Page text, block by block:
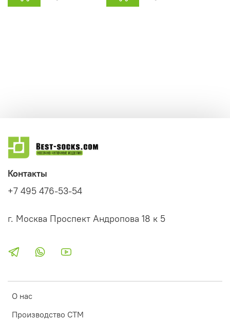
О нас
Производство СТМ
Контакты
+7 495 476-53-54
г. Москва Проспект Андропова 18 к 5